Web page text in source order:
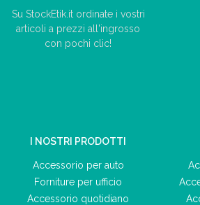
Su StockEtik.it ordinate i vostri
articoli a prezzi all'ingrosso
con pochi clic!
I NOSTRI PRODOTTI
Accessorio per auto
Forniture per ufficio
Accessorio quotidiano